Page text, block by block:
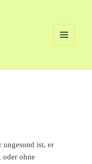
ungesund ist, er
oder ohne